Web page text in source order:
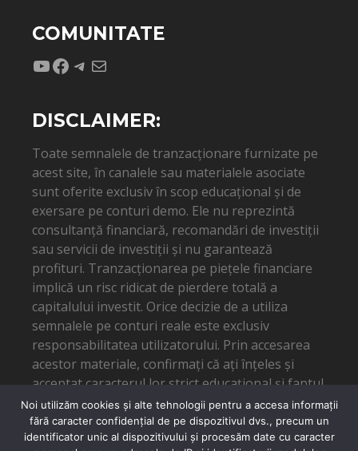
COMUNITATE
YouTube
Facebook
Telegram
Mail
DISCLAIMER:
Toate semnalele de tranzacționare furnizate pe
acest site, în canalele sau materialele asociate
sunt oferite exclusiv în scop educațional și de
exersare pe conturi demo. Ele nu reprezintă
consultanță financiară, recomandări de investiții
sau servicii de investiții și nu garantează
profituri. Tranzacționarea pe piețele financiare
implică un risc ridicat de pierdere totală a
capitalului investit. Orice decizie de a utiliza
semnalele pe conturi reale este exclusiv
responsabilitatea utilizatorului. Prin accesarea
acestor materiale, confirmați că ați înțeles și
acceptat caracterul lor strict educațional și faptul
că autorul nu poate fi tras la răspundere pentru
eventuale pierderi financiare.
Noi utilizăm cookies și alte tehnologii pentru a accesa informații
fără caracter confidențial de pe dispozitivul dvs., precum un
identificator unic al dispozitivului și procesăm date cu caracter